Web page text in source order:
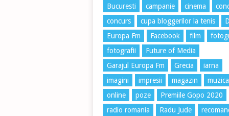
Bucuresti
campanie cinema
concurs
cupa bloggerilor la tenis
Europa Fm
Facebook film
fotografii
Future of Media
Garajul Europa Fm
Grecia
iarna
imagini
impresii magazin
muzica
online
poze
Premiile Gopo 2020
radio romania
Radu Jude